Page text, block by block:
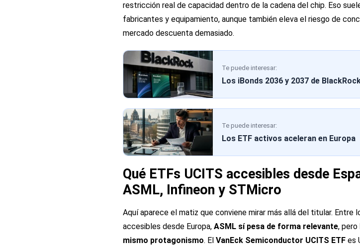
restricción real de capacidad dentro de la cadena del chip. Eso
fabricantes y equipamiento, aunque también eleva el riesgo de
mercado descuenta demasiado.
Te puede interesar:
Los iBonds 2036 y 2037 de
Te puede interesar:
Los ETF activos aceleran en Europa
Qué ETFs UCITS accesibles desde
ASML, Infineon y STMicro
Aquí aparece el matiz que conviene mirar más allá del titular. Entre
accesibles desde Europa, ASML sí pesa de forma relevante, pero
mismo protagonismo. El VanEck Semiconductor UCITS ETF es